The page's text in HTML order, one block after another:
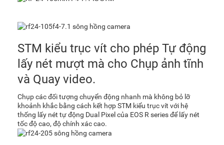
STM kiểu trục vít cho phép Tự động
lấy nét mượt mà cho Chụp ảnh tĩnh
và Quay video.
Chụp các đối tượng chuyển động nhanh mà không bỏ lỡ
khoảnh khắc bằng cách kết hợp STM kiểu trục vít với hệ
thống lấy nét tự động Dual Pixel của EOS R series để lấy nét
tốc độ cao, độ chính xác cao.